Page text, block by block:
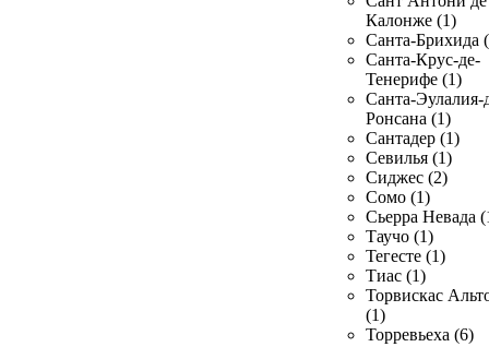
Калонже (1)
Санта-Брихида
Санта-Крус-де-
Тенерифе (1)
Санта-Эулалия-
Ронсана (1)
Сантадер (1)
Севилья (1)
Сиджес (2)
Сомо (1)
Сьерра Невада
Таучо (1)
Тегесте (1)
Тиас (1)
Торвискас
(1)
Торревьеха (6)